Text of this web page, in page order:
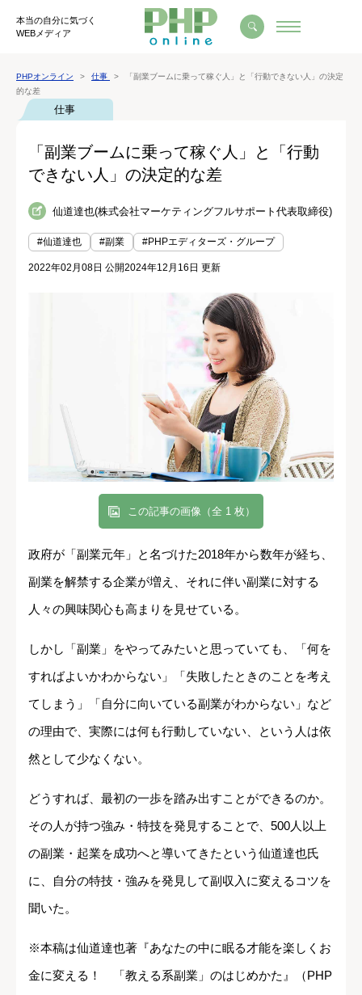
本当の自分に気づく
WEBメディア
PHPオンライン 仕事
「副業ブームに乗って稼ぐ人」と「行動できない人」の決定
的な差
仕事
「副業ブームに乗って稼ぐ人」と「行動
できない人」の決定的な差
仙道達也(株式会社マーケティングフルサポート代表取締役)
#仙道達也 #副業 #PHPエディターズ・グループ
2022年02月08日 公開2024年12月16日 更新
この記事の画像（全 1 枚）
政府が「副業元年」と名づけた2018年から数年が経ち、
副業を解禁する企業が増え、それに伴い副業に対する
人々の興味関心も高まりを見せている。
しかし「副業」をやってみたいと思っていても、「何を
すればよいかわからない」「失敗したときのことを考え
てしまう」「自分に向いている副業がわからない」など
の理由で、実際には何も行動していない、という人は依
然として少なくない。
どうすれば、最初の一歩を踏み出すことができるのか。
その人が持つ強み・特技を発見することで、500人以上
の副業・起業を成功へと導いてきたという仙道達也氏
に、自分の特技・強みを発見して副収入に変えるコツを
聞いた。
※本稿は仙道達也著『あなたの中に眠る才能を楽しくお
金に変える！ 「教える系副業」のはじめかた』（PHP